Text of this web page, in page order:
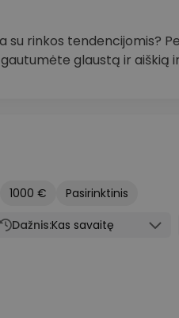
su rinkos tendencijomis?
glaustą ir aiškią
1000 €
Pasirinktinis
Dažnis:Kas savaitę